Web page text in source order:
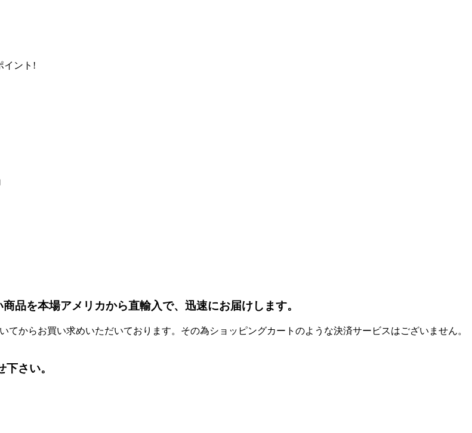
イント!
品を本場アメリカから直輸入で、迅速にお届けします。
からお買い求めいただいております。その為ショッピングカートのような決済サービスはございません。
さい。